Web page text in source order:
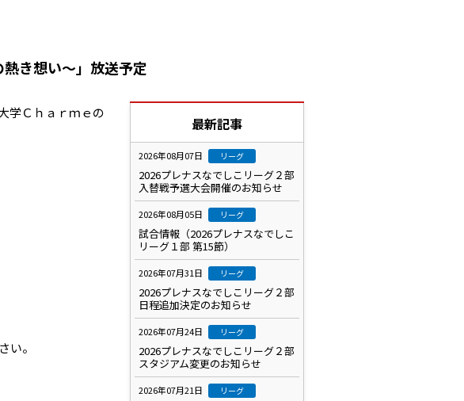
き想い～」放送予定
学Ｃｈａｒｍｅの
い。
最新記事
2026年08月07日 リーグ
2026プレナスなでしこリーグ２部
入替戦予選大会開催のお知らせ
2026年08月05日 リーグ
試合情報（2026プレナスなでしこ
リーグ１部 第15節）
2026年07月31日 リーグ
2026プレナスなでしこリーグ２部
日程追加決定のお知らせ
2026年07月24日 リーグ
2026プレナスなでしこリーグ２部
スタジアム変更のお知らせ
2026年07月21日 リーグ